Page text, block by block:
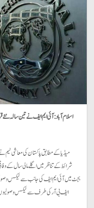
اسلام آباد:آئی ایم ایف نے تین سالہ نئے
میڈیا کے مطابق پاکستان کی معاشی
شرائط کے تناظر میں اگلے مالی سال کے
ایف بی آر کی طرف سے ٹیکس وصولیوں کا ہدف 1250 ارب روپے مقرر کرنے پر